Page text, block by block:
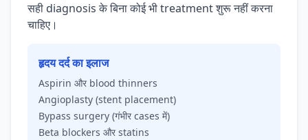
सही diagnosis के बिना कोई भी treatment शुरू नहीं करना
चाहिए।
हृदय दर्द का इलाज
Aspirin और blood thinners
Angioplasty (stent placement)
Bypass surgery (गंभीर cases में)
Beta blockers और statins